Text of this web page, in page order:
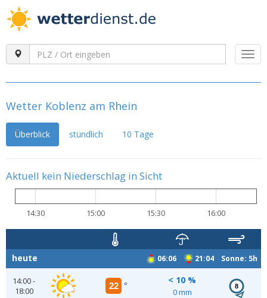
Wetter Koblenz am Rhein
Überblick stündlich 10 Tage
Aktuell kein Niederschlag in Sicht
14:30 15:00 15:30 16:00
06:06 21:04 Sonne: 5h
heute
14:00 -
18:00
22 °
< 10 %
0 mm
8